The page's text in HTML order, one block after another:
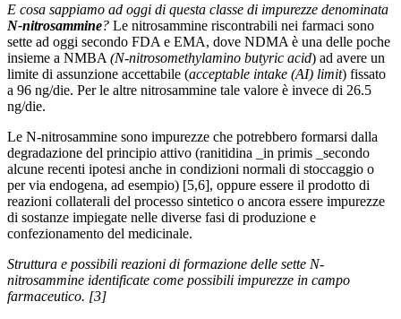
E cosa sappiamo ad oggi di questa classe di impurezze denominata
N-nitrosammine? Le nitrosammine riscontrabili nei farmaci sono
sette ad oggi secondo FDA e EMA, dove NDMA è una delle poche
insieme a NMBA (N-nitrosomethylamino butyric acid) ad avere un
limite di assunzione accettabile (acceptable intake (AI) limit) fissato
a 96 ng/die. Per le altre nitrosammine tale valore è invece di 26.5
ng/die.
Le N-nitrosammine sono impurezze che potrebbero formarsi dalla
degradazione del principio attivo (ranitidina _in primis _secondo
alcune recenti ipotesi anche in condizioni normali di stoccaggio o
per via endogena, ad esempio) [5,6], oppure essere il prodotto di
reazioni collaterali del processo sintetico o ancora essere impurezze
di sostanze impiegate nelle diverse fasi di produzione e
confezionamento del medicinale.
Struttura e possibili reazioni di formazione delle sette N-
nitrosammine identificate come possibili impurezze in campo
farmaceutico. [3]